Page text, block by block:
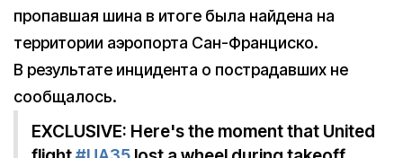
пропавшая шина в итоге была найдена на
территории аэропорта Сан-Франциско.
В результате инцидента о пострадавших не
сообщалось.
EXCLUSIVE: Here's the moment that United